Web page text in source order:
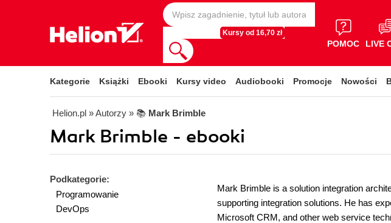
Kursy od 16,70 zł
POMOC LIVE
Kategorie Książki Ebooki Kursy video Audiobooki Promocje Nowości
Helion.pl » Autorzy » 📚 Mark Brimble
Mark Brimble - ebooki
Podkategorie:
Programowanie
DevOps
Mark Brimble is a solution integration
supporting integration solutions. He has
Microsoft CRM, and other web service